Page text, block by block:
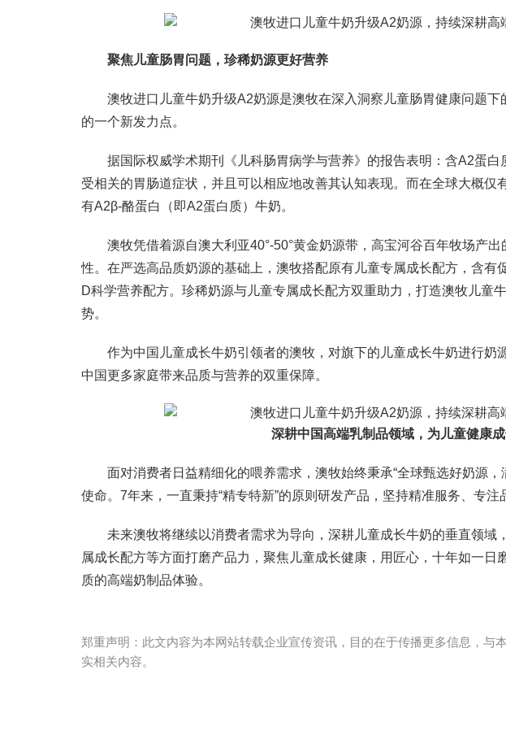
聚焦儿童肠胃问题，珍稀奶源更好营养
澳牧进口儿童牛奶升级A2奶源是澳牧在深入洞察儿童肠胃健康问题
的一个新发力点。
据国际权威学术期刊《儿科肠胃病学与营养》的报告表明：含A2蛋
受相关的胃肠道症状，并且可以相应地改善其认知表现。而在全球大概仅
有A2β-酪蛋白（即A2蛋白质）牛奶。
澳牧凭借着源自澳大利亚40°-50°黄金奶源带，高宝河谷百年牧场产
性。在严选高品质奶源的基础上，澳牧搭配原有儿童专属成长配方，含有
D科学营养配方。珍稀奶源与儿童专属成长配方双重助力，打造澳牧儿童
势。
作为中国儿童成长牛奶引领者的澳牧，对旗下的儿童成长牛奶进行奶
中国更多家庭带来品质与营养的双重保障。
深耕中国高端乳制品领域，为儿童健康
面对消费者日益精细化的喂养需求，澳牧始终秉承“全球甄选好奶源
使命。7年来，一直秉持“精专特新”的原则研发产品，坚持精准服务、专注
未来澳牧将继续以消费者需求为导向，深耕儿童成长牛奶的垂直领域
属成长配方等方面打磨产品力，聚焦儿童成长健康，用匠心，十年如一日
质的高端奶制品体验。
郑重声明：此文内容为本网站转载企业宣传资讯，目的在于传播更多信息，与
实相关内容。